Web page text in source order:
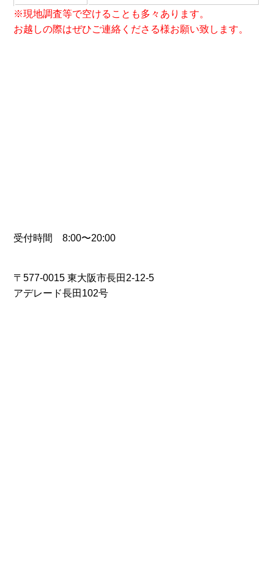
※現地調査等で空けることも多々あります。
お越しの際はぜひご連絡くださる様お願い致します。
受付時間 8:00〜20:00
〒577-0015 東大阪市長田2-12-5
アデレード長田102号